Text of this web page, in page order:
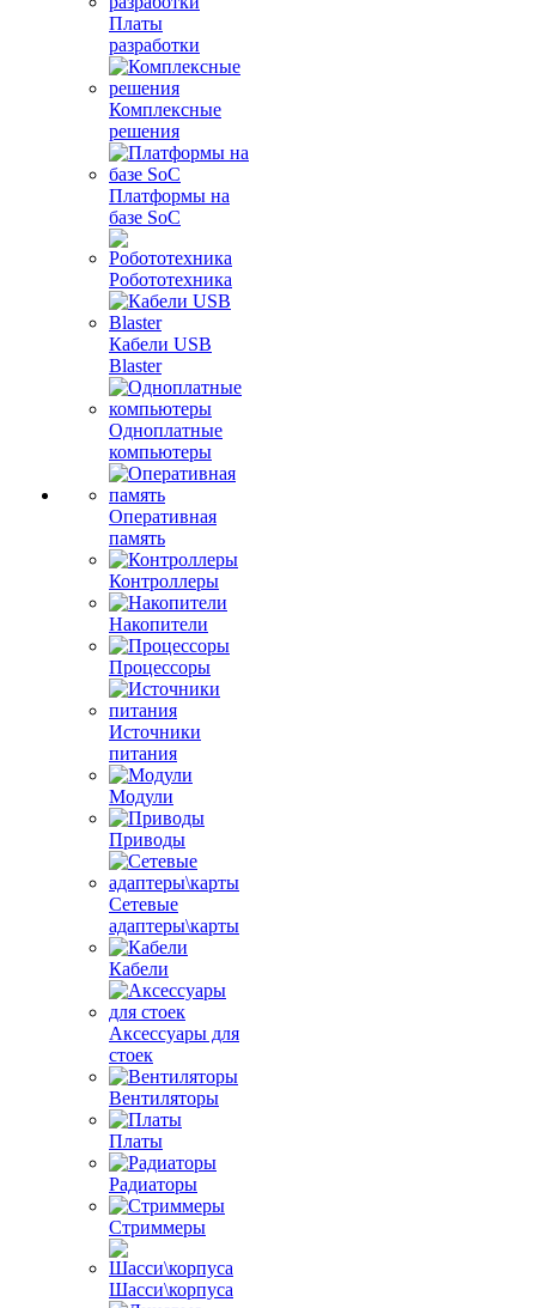
Платы
разработки
Комплексные
решения
Платформы на
базе SoC
Робототехника
Кабели USB
Blaster
Одноплатные
компьютеры
Оперативная
память
Контроллеры
Накопители
Процессоры
Источники
питания
Модули
Приводы
Сетевые
адаптеры\карты
Кабели
Аксессуары для
стоек
Вентиляторы
Платы
Радиаторы
Стриммеры
Шасси\корпуса